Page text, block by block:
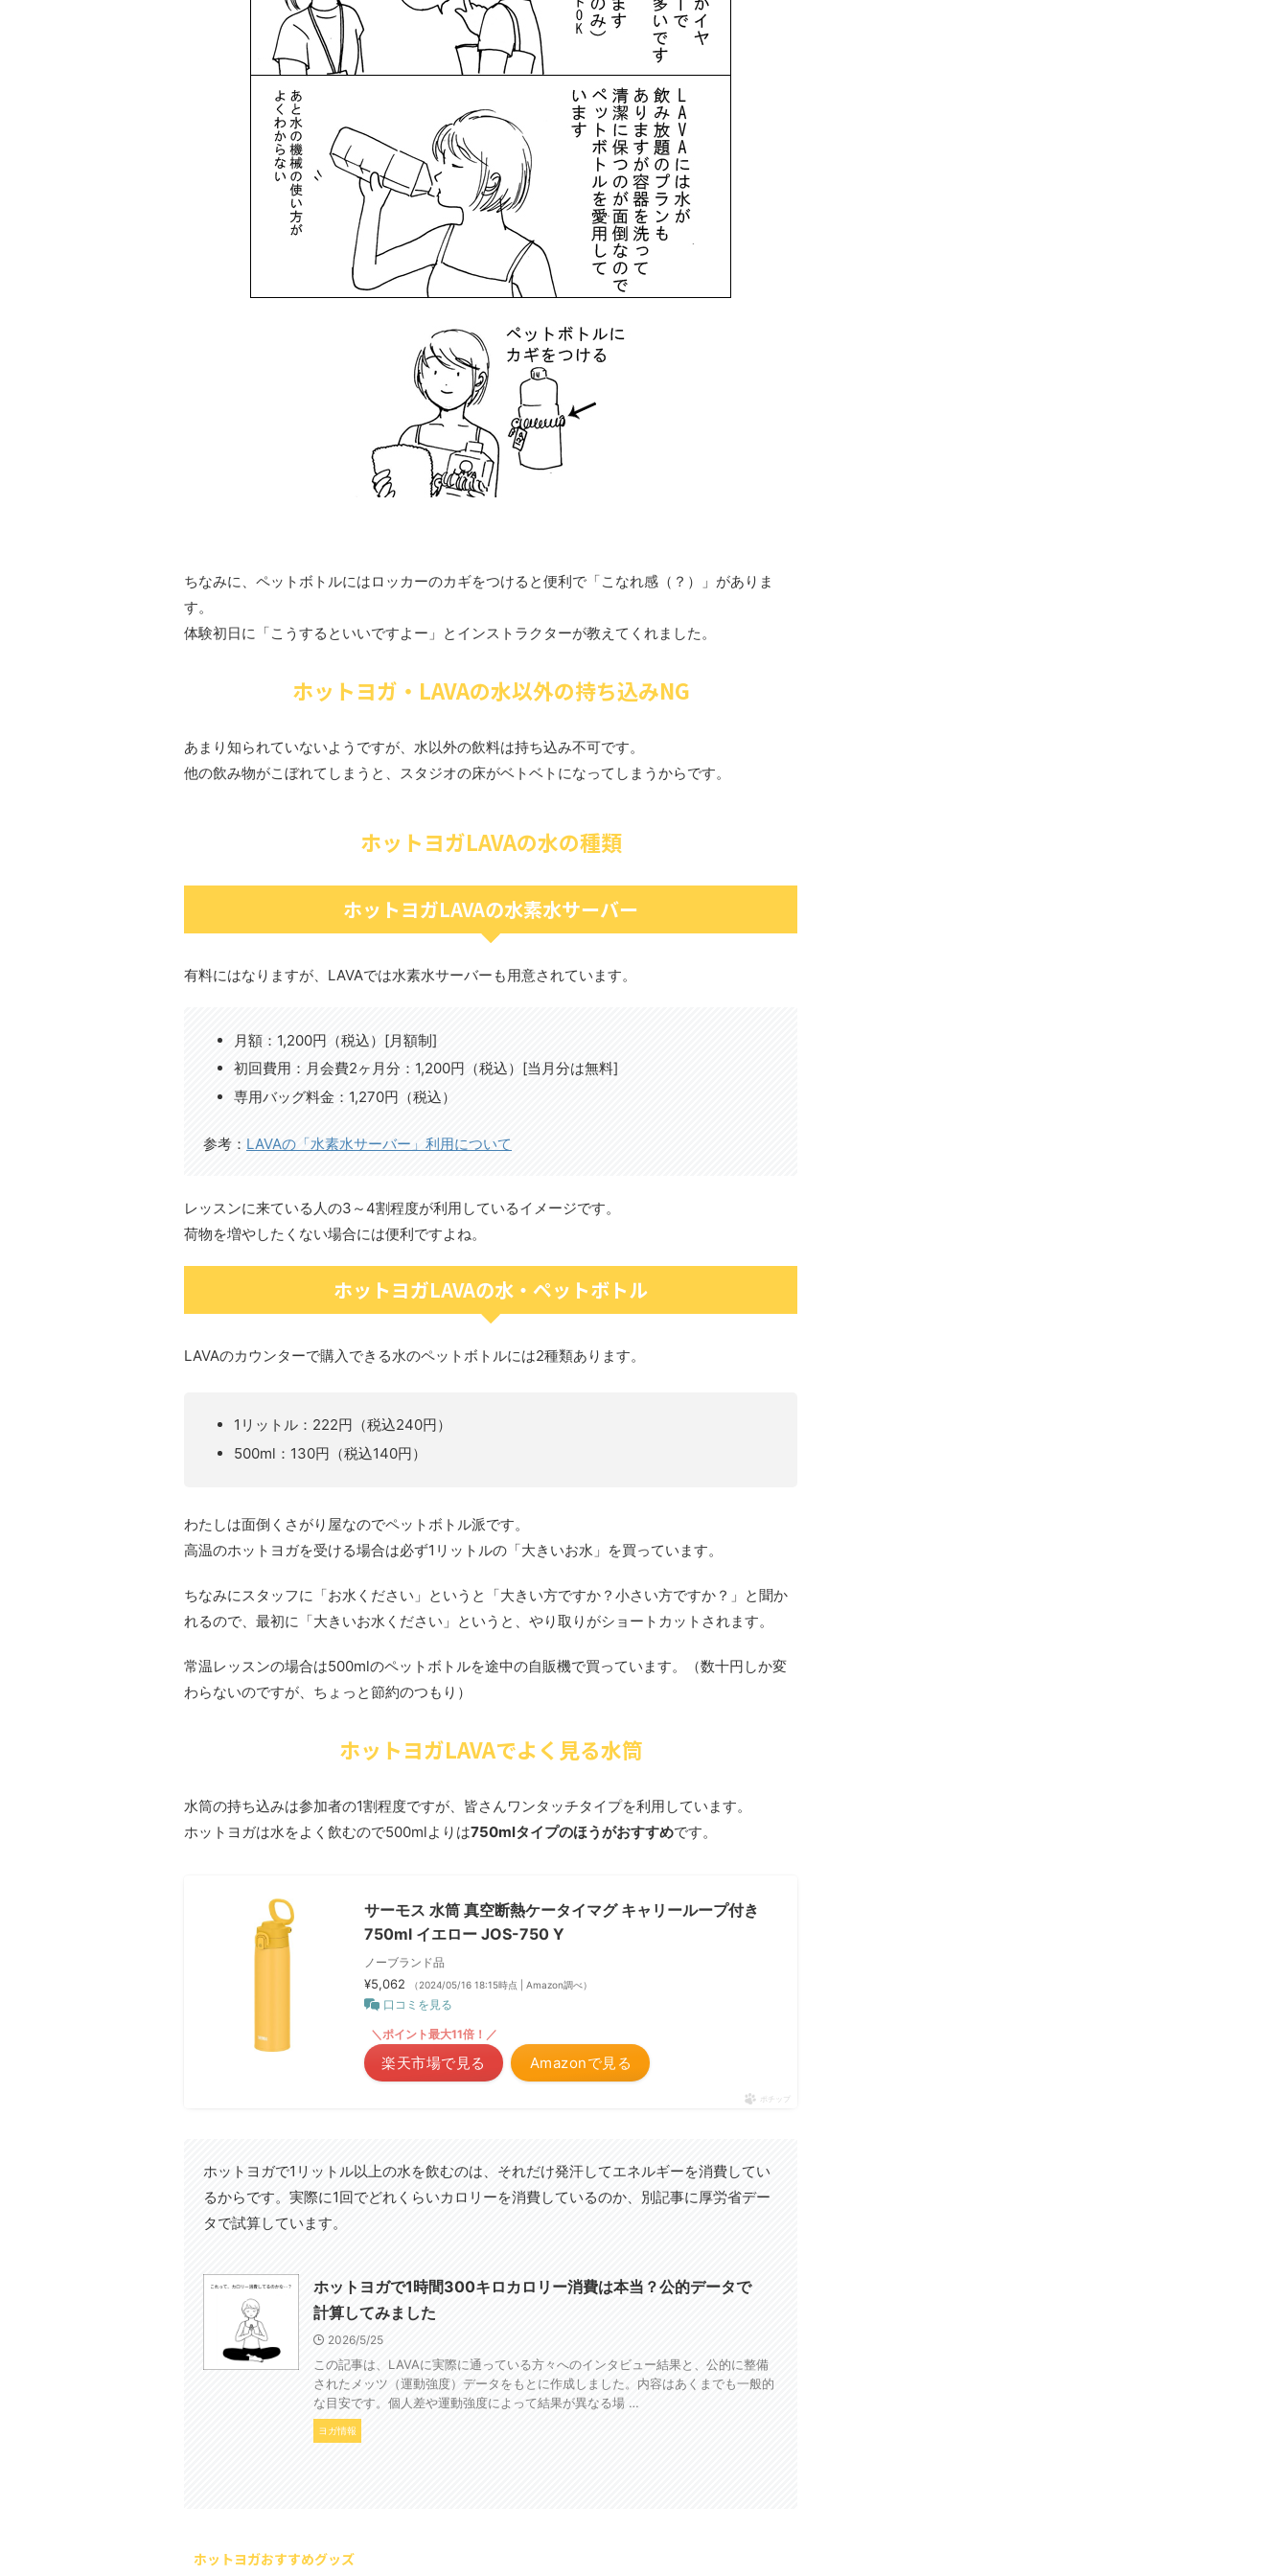
ちなみに、ペットボトルにはロッカーのカギをつけると便利で「こなれ感（？）」がありま
す。
体験初日に「こうするといいですよー」とインストラクターが教えてくれました。
ホットヨガ・LAVAの水以外の持ち込みNG
あまり知られていないようですが、水以外の飲料は持ち込み不可です。
他の飲み物がこぼれてしまうと、スタジオの床がベトベトになってしまうからです。
ホットヨガLAVAの水の種類
ホットヨガLAVAの水素水サーバー
有料にはなりますが、LAVAでは水素水サーバーも用意されています。
月額：1,200円（税込）[月額制]
初回費用：月会費2ヶ月分：1,200円（税込）[当月分は無料]
専用バッグ料金：1,270円（税込）
参考： LAVAの「水素水サーバー」利用について
レッスンに来ている人の3～4割程度が利用しているイメージです。
荷物を増やしたくない場合には便利ですよね。
ホットヨガLAVAの水・ペットボトル
LAVAのカウンターで購入できる水のペットボトルには2種類あります。
1リットル：222円（税込240円）
500ml：130円（税込140円）
わたしは面倒くさがり屋なのでペットボトル派です。
高温のホットヨガを受ける場合は必ず1リットルの「大きいお水」を買っています。
ちなみにスタッフに「お水ください」というと「大きい方ですか？小さい方ですか？」と聞か
れるので、最初に「大きいお水ください」というと、やり取りがショートカットされます。
常温レッスンの場合は500mlのペットボトルを途中の自販機で買っています。（数十円しか変
わらないのですが、ちょっと節約のつもり）
ホットヨガLAVAでよく見る水筒
水筒の持ち込みは参加者の1割程度ですが、皆さんワンタッチタイプを利用しています。
ホットヨガは水をよく飲むので500mlよりは750mlタイプのほうがおすすめです。
サーモス 水筒 真空断熱ケータイマグ キャリーループ付き
750ml イエロー JOS-750 Y
ノーブランド品
¥5,062 （2024/05/16 18:15時点 | Amazon調べ）
口コミを見る
Amazonで見る
＼ポイント最大11倍！／
楽天市場で見る
ポチップ
ホットヨガで1リットル以上の水を飲むのは、それだけ発汗してエネルギーを消費してい
るからです。実際に1回でどれくらいカロリーを消費しているのか、別記事に厚労省デー
タで試算しています。
ホットヨガで1時間300キロカロリー消費は本当？公的データで
計算してみました
2026/5/25
この記事は、LAVAに実際に通っている方々へのインタビュー結果と、公的に整備
されたメッツ（運動強度）データをもとに作成しました。内容はあくまでも一般的
な目安です。個人差や運動強度によって結果が異なる場 …
ヨガ情報
ホットヨガおすすめグッズ